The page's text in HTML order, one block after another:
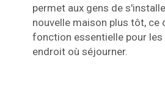
permet aux gens de
nouvelle maison plus tôt, ce
fonction essentielle pour
endroit où séjourner.